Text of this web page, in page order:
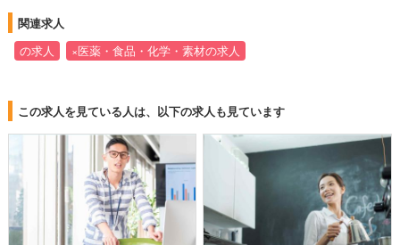
関連求人
の求人 ×医薬・食品・化学・素材の求人
この求人を見ている人は、以下の求人も見ています